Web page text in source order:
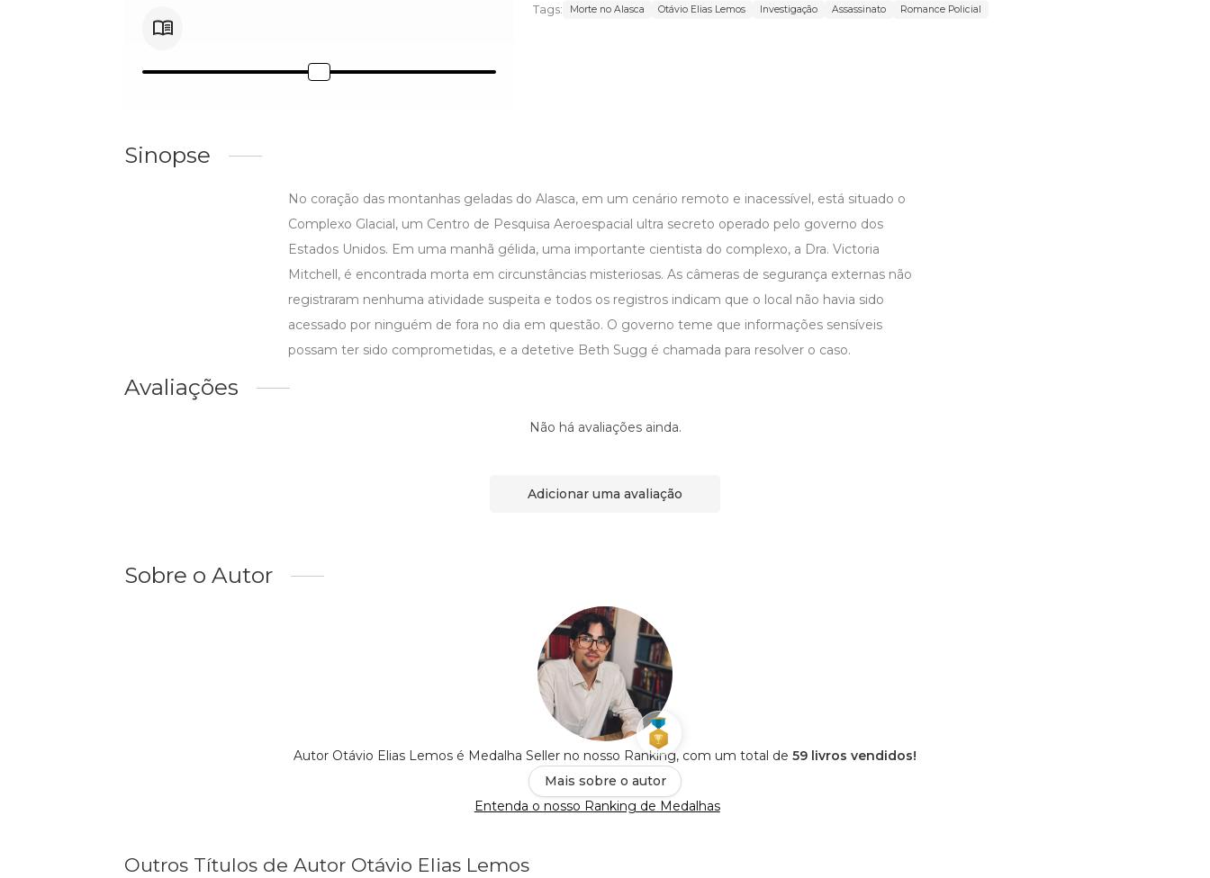
Tags: Morte no Alasca Otávio Elias Lemos Investigação Assassinato Romance Policial
Sinopse
No coração das montanhas geladas do Alasca, em um cenário remoto e inacessível, está situado o
Complexo Glacial, um Centro de Pesquisa Aeroespacial ultra secreto operado pelo governo dos
Estados Unidos. Em uma manhã gélida, uma importante cientista do complexo, a Dra. Victoria
Mitchell, é encontrada morta em circunstâncias misteriosas. As câmeras de segurança externas não
registraram nenhuma atividade suspeita e todos os registros indicam que o local não havia sido
acessado por ninguém de fora no dia em questão. O governo teme que informações sensíveis
possam ter sido comprometidas, e a detetive Beth Sugg é chamada para resolver o caso.
Avaliações
Não há avaliações ainda.
Adicionar uma avaliação
Sobre o Autor
Autor Otávio Elias Lemos é Medalha Seller no nosso Ranking, com um total de 59 livros vendidos!
Mais sobre o autor
Entenda o nosso Ranking de Medalhas
Outros Títulos de Autor Otávio Elias Lemos